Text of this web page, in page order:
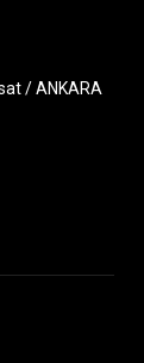
/ ANKARA